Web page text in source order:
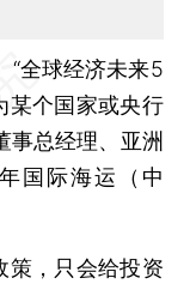
“全球经济未来5
某个国家或央行
事总经理、亚洲
国际海运（中
，只会给投资